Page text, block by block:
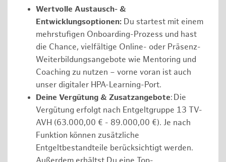
Wertvolle Austausch- &
Entwicklungsoptionen: Du startest mit einem
mehrstufigen Onboarding-Prozess und hast
die Chance, vielfältige Online- oder Präsenz-
Weiterbildungsangebote wie Mentoring und
Coaching zu nutzen – vorne voran ist auch
unser digitaler HPA-Learning-Port.
Deine Vergütung & Zusatzangebote: Die
Vergütung erfolgt nach Entgeltgruppe 13 TV-
AVH (63.000,00 € - 89.000,00 €). Je nach
Funktion können zusätzliche
Entgeltbestandteile berücksichtigt werden.